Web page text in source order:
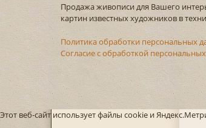
Продажа живописи для Вашего
картин известных художников в
Политика обработки персональных
Согласие с обработкой
Этот веб-сайт использует файлы cookie и